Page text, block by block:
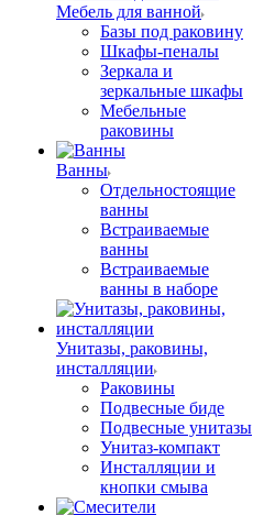
Мебель для ванной
Базы под раковину
Шкафы-пеналы
Зеркала и
зеркальные шкафы
Мебельные
раковины
Ванны
Отдельностоящие
ванны
Встраиваемые
ванны
Встраиваемые
ванны в наборе
Унитазы, раковины,
инсталляции
Раковины
Подвесные биде
Подвесные унитазы
Унитаз-компакт
Инсталляции и
кнопки смыва